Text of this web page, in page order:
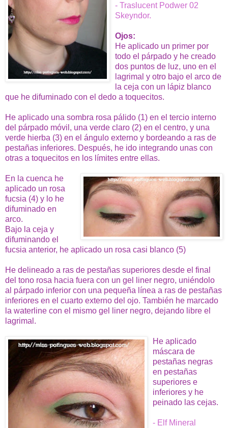
- Traslucent Podwer 02
Skeyndor.
Ojos:
He aplicado un primer por
todo el párpado y he creado
dos puntos de luz, uno en el
lagrimal y otro bajo el arco de
la ceja con un lápiz blanco
que he difuminado con el dedo a toquecitos.
He aplicado una sombra rosa pálido (1) en el tercio interno
del párpado móvil, una verde claro (2) en el centro, y una
verde hierba (3) en el ángulo externo y bordeando a ras de
pestañas inferiores. Después, he ido integrando unas con
otras a toquecitos en los límites entre ellas.
En la cuenca he
aplicado un rosa
fucsia (4) y lo he
difuminado en
arco.
Bajo la ceja y
difuminando el
fucsia anterior, he aplicado un rosa casi blanco (5)
He delineado a ras de pestañas superiores desde el final
del tono rosa hacia fuera con un gel liner negro, uniéndolo
al párpado inferior con una pequeña línea a ras de pestañas
inferiores en el cuarto externo del ojo. También he marcado
la waterline con el mismo gel liner negro, dejando libre el
lagrimal.
He aplicado
máscara de
pestañas negras
en pestañas
superiores e
inferiores y he
peinado las cejas.
- Elf Mineral